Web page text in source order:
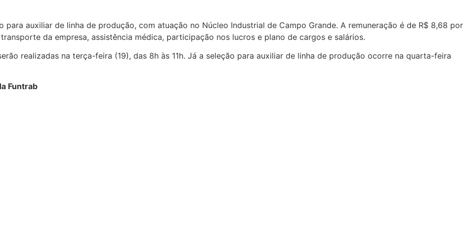
para auxiliar de linha de produção, com atuação no Núcleo Industrial de Campo Grande. A remuneração é de R$ 8,68 por
da empresa, assistência médica, participação nos lucros e plano de cargos e salários.
realizadas na terça-feira (19), das 8h às 11h. Já a seleção para auxiliar de linha de produção ocorre na quarta-feira
Funtrab